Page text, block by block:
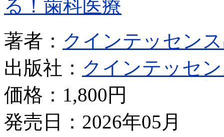
る！歯科医療
著者： クインテッセン
出版社： クインテッセ
価格： 1,800円
発売日：2026年05月